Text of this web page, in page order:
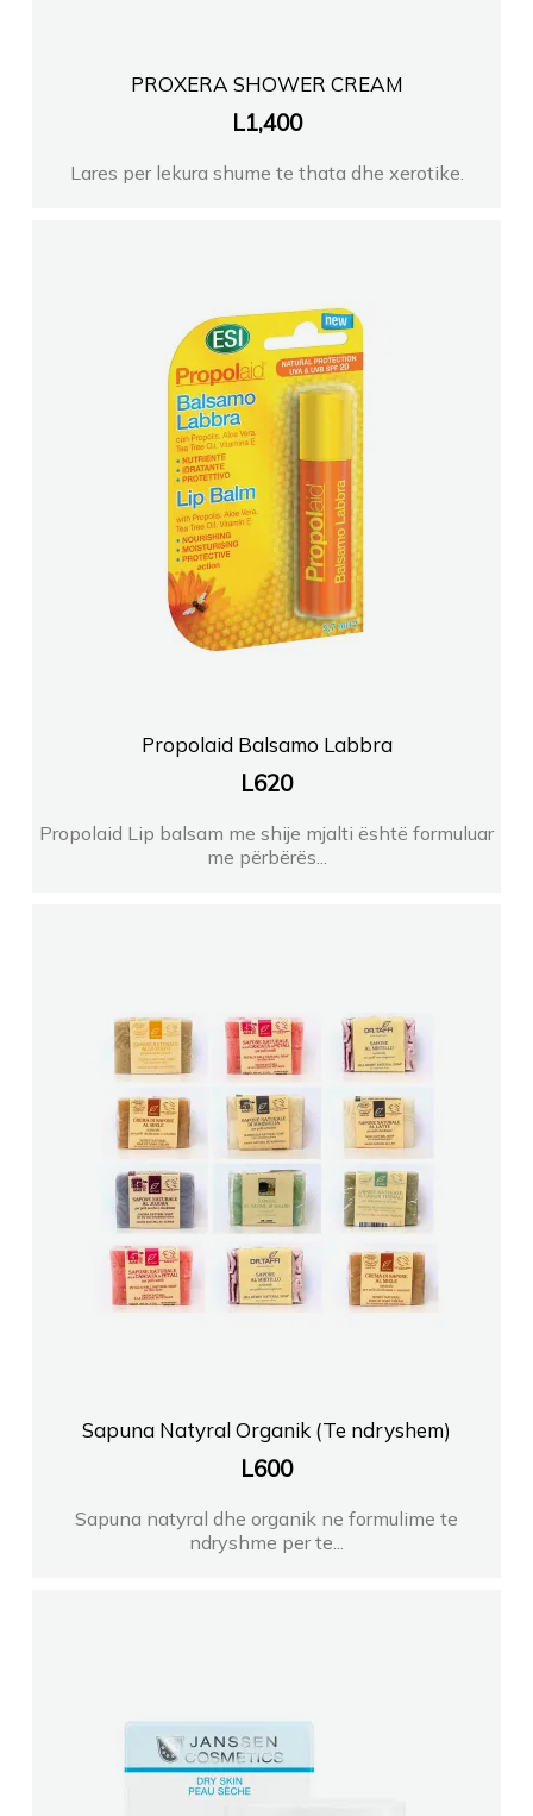
PROXERA SHOWER CREAM
L1,400
Lares per lekura shume te thata dhe xerotike.
Propolaid Balsamo Labbra
L620
Propolaid Lip balsam me shije mjalti është formuluar
me përbërës...
Sapuna Natyral Organik (Te ndryshem)
L600
Sapuna natyral dhe organik ne formulime te
ndryshme per te...